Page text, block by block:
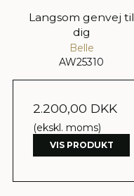
Langsom genvej til
dig
Belle
AW25310
2.200,00 DKK
(ekskl. moms)
VIS PRODUKT